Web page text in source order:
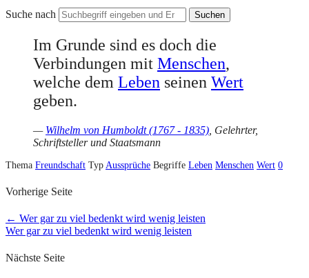
Suche nach
Im Grunde sind es doch die
Verbindungen mit Menschen,
welche dem Leben seinen Wert
geben.
— Wilhelm von Humboldt (1767 - 1835) , Gelehrter,
Schriftsteller und Staatsmann
Thema Freundschaft Typ Aussprüche Begriffe Leben Menschen Wert 0
Vorherige Seite
← Wer gar zu viel bedenkt wird wenig leisten
Wer gar zu viel bedenkt wird wenig leisten
Nächste Seite